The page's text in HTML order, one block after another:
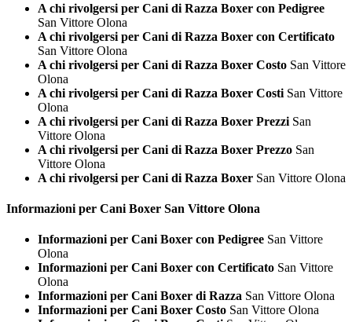
A chi rivolgersi per Cani di Razza Boxer con Pedigree
San Vittore Olona
A chi rivolgersi per Cani di Razza Boxer con Certificato
San Vittore Olona
A chi rivolgersi per Cani di Razza Boxer Costo San Vittore
Olona
A chi rivolgersi per Cani di Razza Boxer Costi San Vittore
Olona
A chi rivolgersi per Cani di Razza Boxer Prezzi San
Vittore Olona
A chi rivolgersi per Cani di Razza Boxer Prezzo San
Vittore Olona
A chi rivolgersi per Cani di Razza Boxer San Vittore Olona
Informazioni per Cani Boxer San Vittore Olona
Informazioni per Cani Boxer con Pedigree San Vittore
Olona
Informazioni per Cani Boxer con Certificato San Vittore
Olona
Informazioni per Cani Boxer di Razza San Vittore Olona
Informazioni per Cani Boxer Costo San Vittore Olona